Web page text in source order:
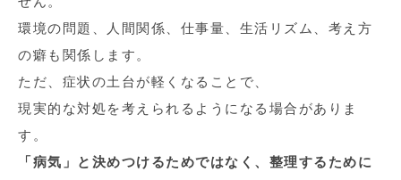
環境の問題、人間関係、仕事量、生活リズム、考え方
の癖も関係します。
ただ、症状の土台が軽くなることで、
現実的な対処を考えられるようになる場合がありま
す。
「病気」と決めつけるためではなく、整理するために